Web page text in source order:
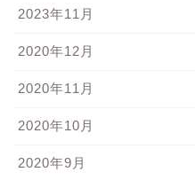
2023年11月
2020年12月
2020年11月
2020年10月
2020年9月